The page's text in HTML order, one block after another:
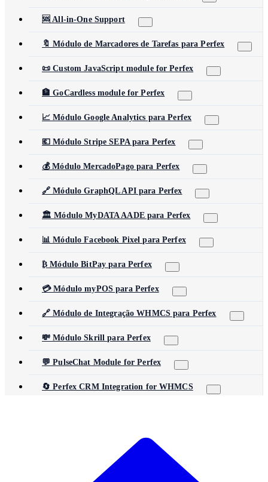
🆘 All-in-One Support
🔖 Módulo de Marcadores de Tarefas para Perfex
📜 Custom JavaScript module for Perfex
🏦 GoCardless module for Perfex
📈 Módulo Google Analytics para Perfex
💶 Módulo Stripe SEPA para Perfex
💰 Módulo MercadoPago para Perfex
🔗 Módulo GraphQL API para Perfex
🏛️ Módulo MyDATA AADE para Perfex
📊 Módulo Facebook Pixel para Perfex
₿ Módulo BitPay para Perfex
💳 Módulo myPOS para Perfex
🔗 Módulo de Integração WHMCS para Perfex
💸 Módulo Skrill para Perfex
💬 PulseChat Module for Perfex
🔄 Perfex CRM Integration for WHMCS